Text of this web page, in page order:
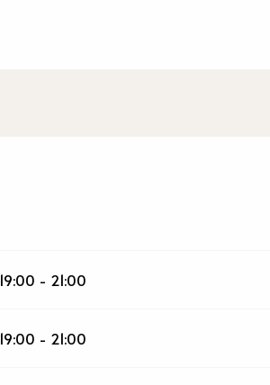
19:00 - 21:00
19:00 - 21:00